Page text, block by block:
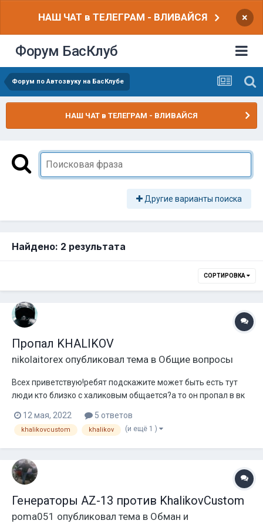
НАШ ЧАТ в ТЕЛЕГРАМ - ВЛИВАЙСЯ ×
Форум БасКлуб
Форум по Автозвуку на БасКлубе
НАШ ЧАТ в ТЕЛЕГРАМ - ВЛИВАЙСЯ
Другие варианты поиска
Найдено: 2 результата
СОРТИРОВКА
Пропал KHALIKOV
nikolaitorex опубликовал тема в Общие вопросы
Всех приветствую!ребят подскажите может быть есть тут
люди кто близко с халиковым общается?а то он пропал в вк
12 мая, 2022 5 ответов
khalikovcustom khalikov (и ещё 1 )
Генераторы AZ-13 против KhalikovCustom
poma051 опубликовал тема в Обман и